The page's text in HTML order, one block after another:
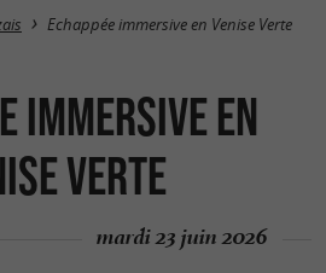
Echappée immersive en Venise Verte
immersive en
Verte
mardi 23 juin 2026